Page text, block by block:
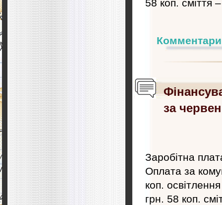
58 коп. сміття
за
Заробітна
Оплата за
коп.
грн. 58 коп.